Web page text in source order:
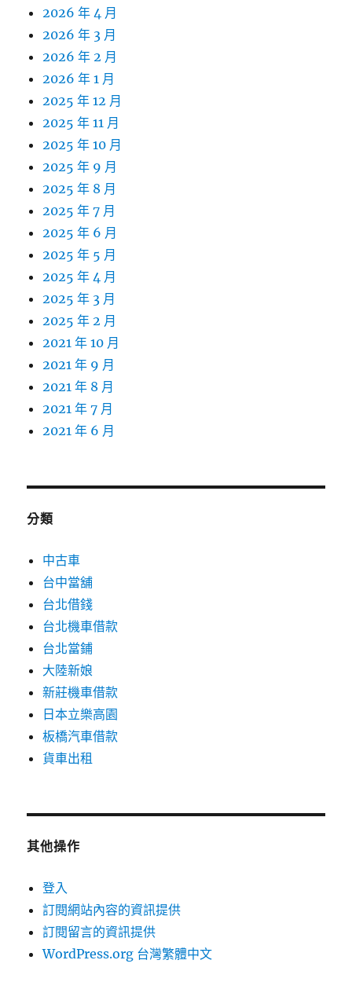
2026 年 4 月
2026 年 3 月
2026 年 2 月
2026 年 1 月
2025 年 12 月
2025 年 11 月
2025 年 10 月
2025 年 9 月
2025 年 8 月
2025 年 7 月
2025 年 6 月
2025 年 5 月
2025 年 4 月
2025 年 3 月
2025 年 2 月
2021 年 10 月
2021 年 9 月
2021 年 8 月
2021 年 7 月
2021 年 6 月
分類
中古車
台中當舖
台北借錢
台北機車借款
台北當鋪
大陸新娘
新莊機車借款
日本立樂高園
板橋汽車借款
貨車出租
其他操作
登入
訂閱網站內容的資訊提供
訂閱留言的資訊提供
WordPress.org 台灣繁體中文